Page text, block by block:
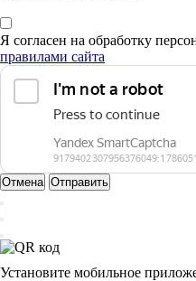
Я согласен на обработку
правилами сайта
Отмена Отправить
Установите мобильное